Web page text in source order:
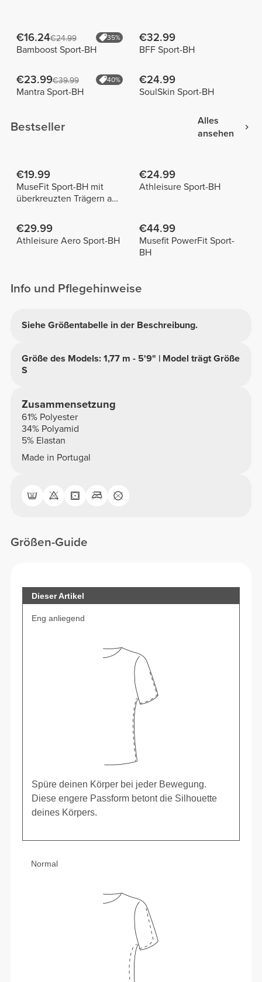
€16.24€24.99 35%
Bamboost Sport-BH
€32.99
BFF Sport-BH
€23.99€39.99 40%
Mantra Sport-BH
€24.99
SoulSkin Sport-BH
Bestseller
Alles
ansehen
€19.99
MuseFit Sport-BH mit
überkreuzten Trägern am
€24.99
Athleisure Sport-BH
€29.99
Athleisure Aero Sport-BH
€44.99
Musefit PowerFit Sport-
BH
Info und Pflegehinweise
Siehe Größentabelle in der Beschreibung.
Größe des Models: 1,77 m - 5'9" | Model trägt Größe
S
Zusammensetzung
61% Polyester
34% Polyamid
5% Elastan
Made in Portugal
Größen-Guide
Dieser Artikel
Eng anliegend
Spüre deinen Körper bei jeder Bewegung.
Diese engere Passform betont die Silhouette
deines Körpers.
Normal